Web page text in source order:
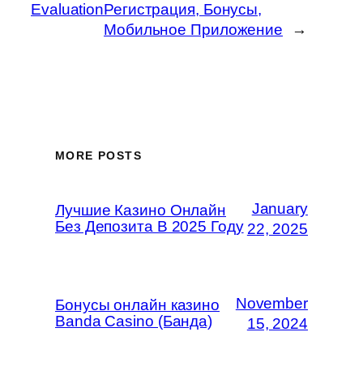
EvaluationРегистрация, Бонусы,
Мобильное Приложение
→
MORE POSTS
Лучшие Казино Онлайн
Без Депозита В 2025 Году
January
22, 2025
Бонусы онлайн казино
Banda Casino (Банда)
November
15, 2024